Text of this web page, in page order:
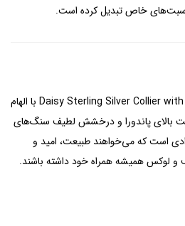
خاص تبدیل کرده است.
گردنبند Daisy Sterling Silver Collier with Clear Cubic Zirconia با الهام
بالای پاندورا و درخشش لطیف سنگ‌های
است که می‌خواهند طبیعت، امید و
و لوکس همیشه همراه خود داشته باشند.